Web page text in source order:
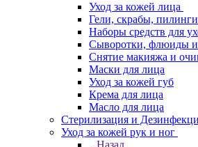
Уход за кожей лица
Гели, скрабы,
Наборы средств для
Сыворотки, флюиды и
Снятие макияжа и
Маски для лица
Уход за кожей губ
Крема для лица
Масло для лица
Стерилизация и
Уход за кожей рук и ног
Назад